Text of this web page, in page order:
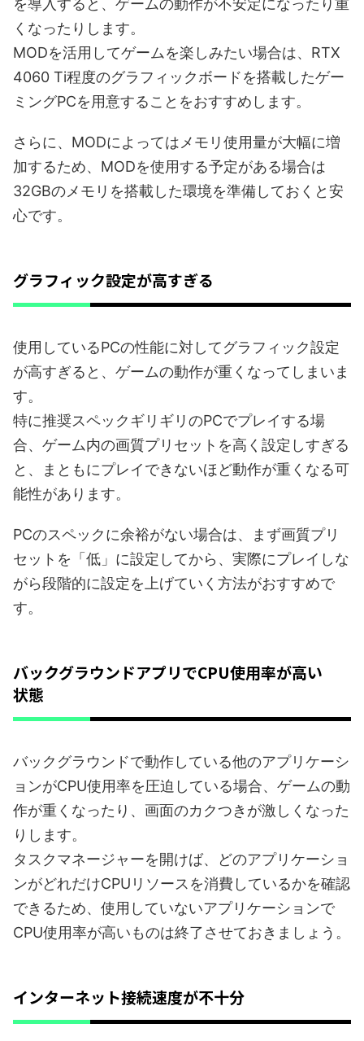
を導入すると、ゲームの動作が不安定になったり重
くなったりします。
MODを活用してゲームを楽しみたい場合は、RTX
4060 Ti程度のグラフィックボードを搭載したゲー
ミングPCを用意することをおすすめします。
さらに、MODによってはメモリ使用量が大幅に増
加するため、MODを使用する予定がある場合は
32GBのメモリを搭載した環境を準備しておくと安
心です。
グラフィック設定が高すぎる
使用しているPCの性能に対してグラフィック設定
が高すぎると、ゲームの動作が重くなってしまいま
す。
特に推奨スペックギリギリのPCでプレイする場
合、ゲーム内の画質プリセットを高く設定しすぎる
と、まともにプレイできないほど動作が重くなる可
能性があります。
PCのスペックに余裕がない場合は、まず画質プリ
セットを「低」に設定してから、実際にプレイしな
がら段階的に設定を上げていく方法がおすすめで
す。
バックグラウンドアプリでCPU使用率が高い
状態
バックグラウンドで動作している他のアプリケーシ
ョンがCPU使用率を圧迫している場合、ゲームの動
作が重くなったり、画面のカクつきが激しくなった
りします。
タスクマネージャーを開けば、どのアプリケーショ
ンがどれだけCPUリソースを消費しているかを確認
できるため、使用していないアプリケーションで
CPU使用率が高いものは終了させておきましょう。
インターネット接続速度が不十分